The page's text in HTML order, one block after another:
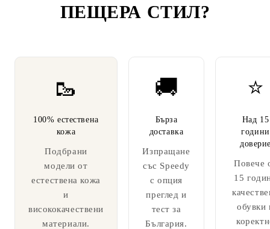
ПЕЩЕРА СТИЛ?
🥾
100% естествена
кожа
Подбрани
модели от
естествена кожа
и
висококачествени
материали.
🚚
Бърза
доставка
Изпращане
със Speedy
с опция
преглед и
тест за
България.
⭐
Над 15
години
Повече
15
обувки